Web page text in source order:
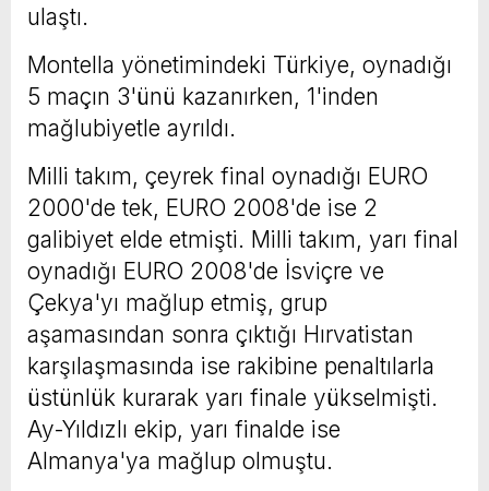
ulaştı.
Montella yönetimindeki Türkiye, oynadığı
5 maçın 3'ünü kazanırken, 1'inden
mağlubiyetle ayrıldı.
Milli takım, çeyrek final oynadığı EURO
2000'de tek, EURO 2008'de ise 2
galibiyet elde etmişti. Milli takım, yarı final
oynadığı EURO 2008'de İsviçre ve
Çekya'yı mağlup etmiş, grup
aşamasından sonra çıktığı Hırvatistan
karşılaşmasında ise rakibine penaltılarla
üstünlük kurarak yarı finale yükselmişti.
Ay-Yıldızlı ekip, yarı finalde ise
Almanya'ya mağlup olmuştu.